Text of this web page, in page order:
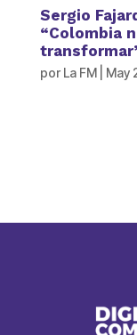
Sergio
“Colombia
por La FM| May